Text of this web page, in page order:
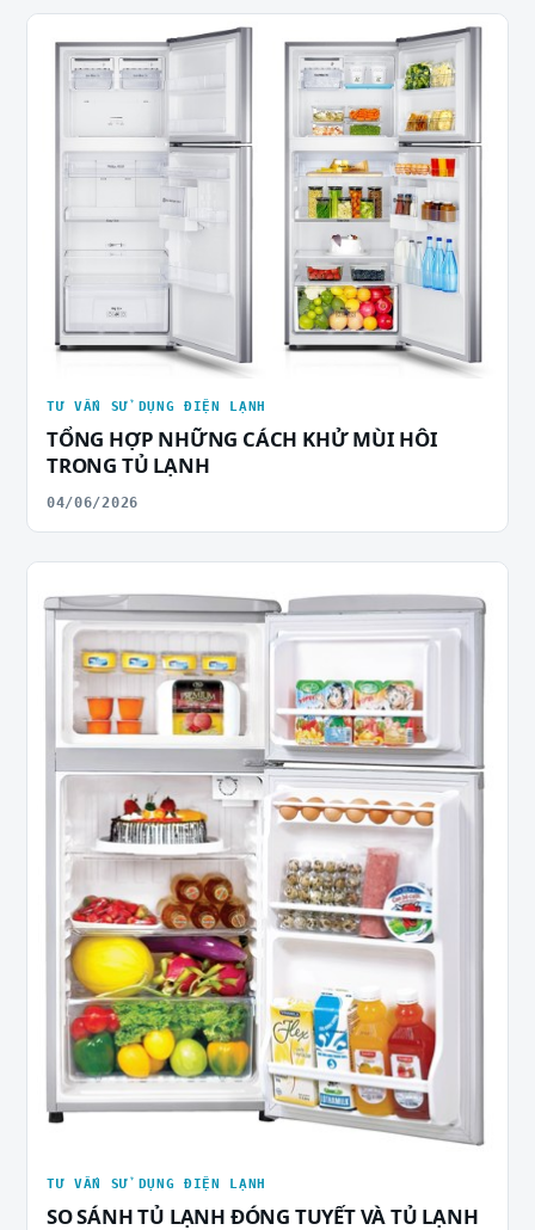
TƯ VẤN SỬ DỤNG ĐIỆN LẠNH
TỔNG HỢP NHỮNG CÁCH KHỬ MÙI HÔI
TRONG TỦ LẠNH
04/06/2026
TƯ VẤN SỬ DỤNG ĐIỆN LẠNH
SO SÁNH TỦ LẠNH ĐÓNG TUYẾT VÀ TỦ LẠNH